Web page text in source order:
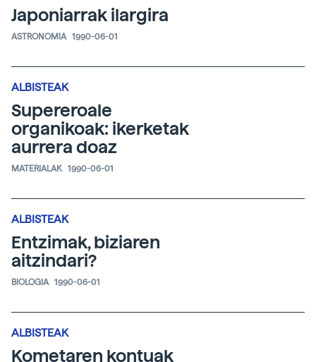
Japoniarrak ilargira
ASTRONOMIA 1990-06-01
ALBISTEAK
Supereroale
organikoak: ikerketak
aurrera doaz
MATERIALAK 1990-06-01
ALBISTEAK
Entzimak, biziaren
aitzindari?
BIOLOGIA 1990-06-01
ALBISTEAK
Kometaren kontuak